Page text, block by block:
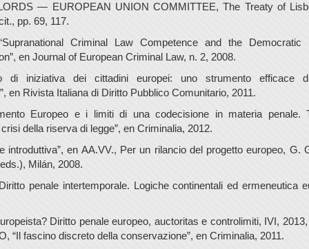
— EUROPEAN UNION COMMITTEE, The Treaty of
pp. 69, 117.
Criminal Law Competence and the
en Journal of European Criminal Law, n. 2, 2008.
di iniziativa dei cittadini europei: uno strumento efficace
en Rivista Italiana di Diritto Pubblico Comunitario, 2011.
Europeo e i limiti di una codecisione in materia penale.
della riserva di legge”, en Criminalia, 2012.
introduttiva”, en AA.VV., Per un rilancio del progetto europeo, G.
Milán, 2008.
penale intertemporale. Logiche continentali ed ermeneutica
Diritto penale europeo, auctoritas e controlimiti, IVI,
“Il fascino discreto della conservazione”, en Criminalia, 2011.